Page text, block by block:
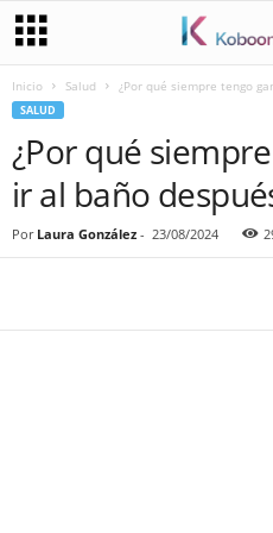
Inicio Salud ¿Por qué siempre tengo
SALUD
¿Por qué
ir al baño
Por Laura González - 23/08/2024